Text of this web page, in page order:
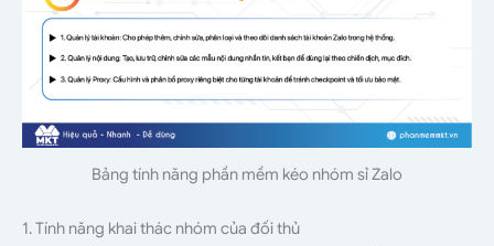
Bảng tính năng phần mềm kéo nhóm sỉ Zalo
1. Tính năng khai thác nhóm của đối thủ